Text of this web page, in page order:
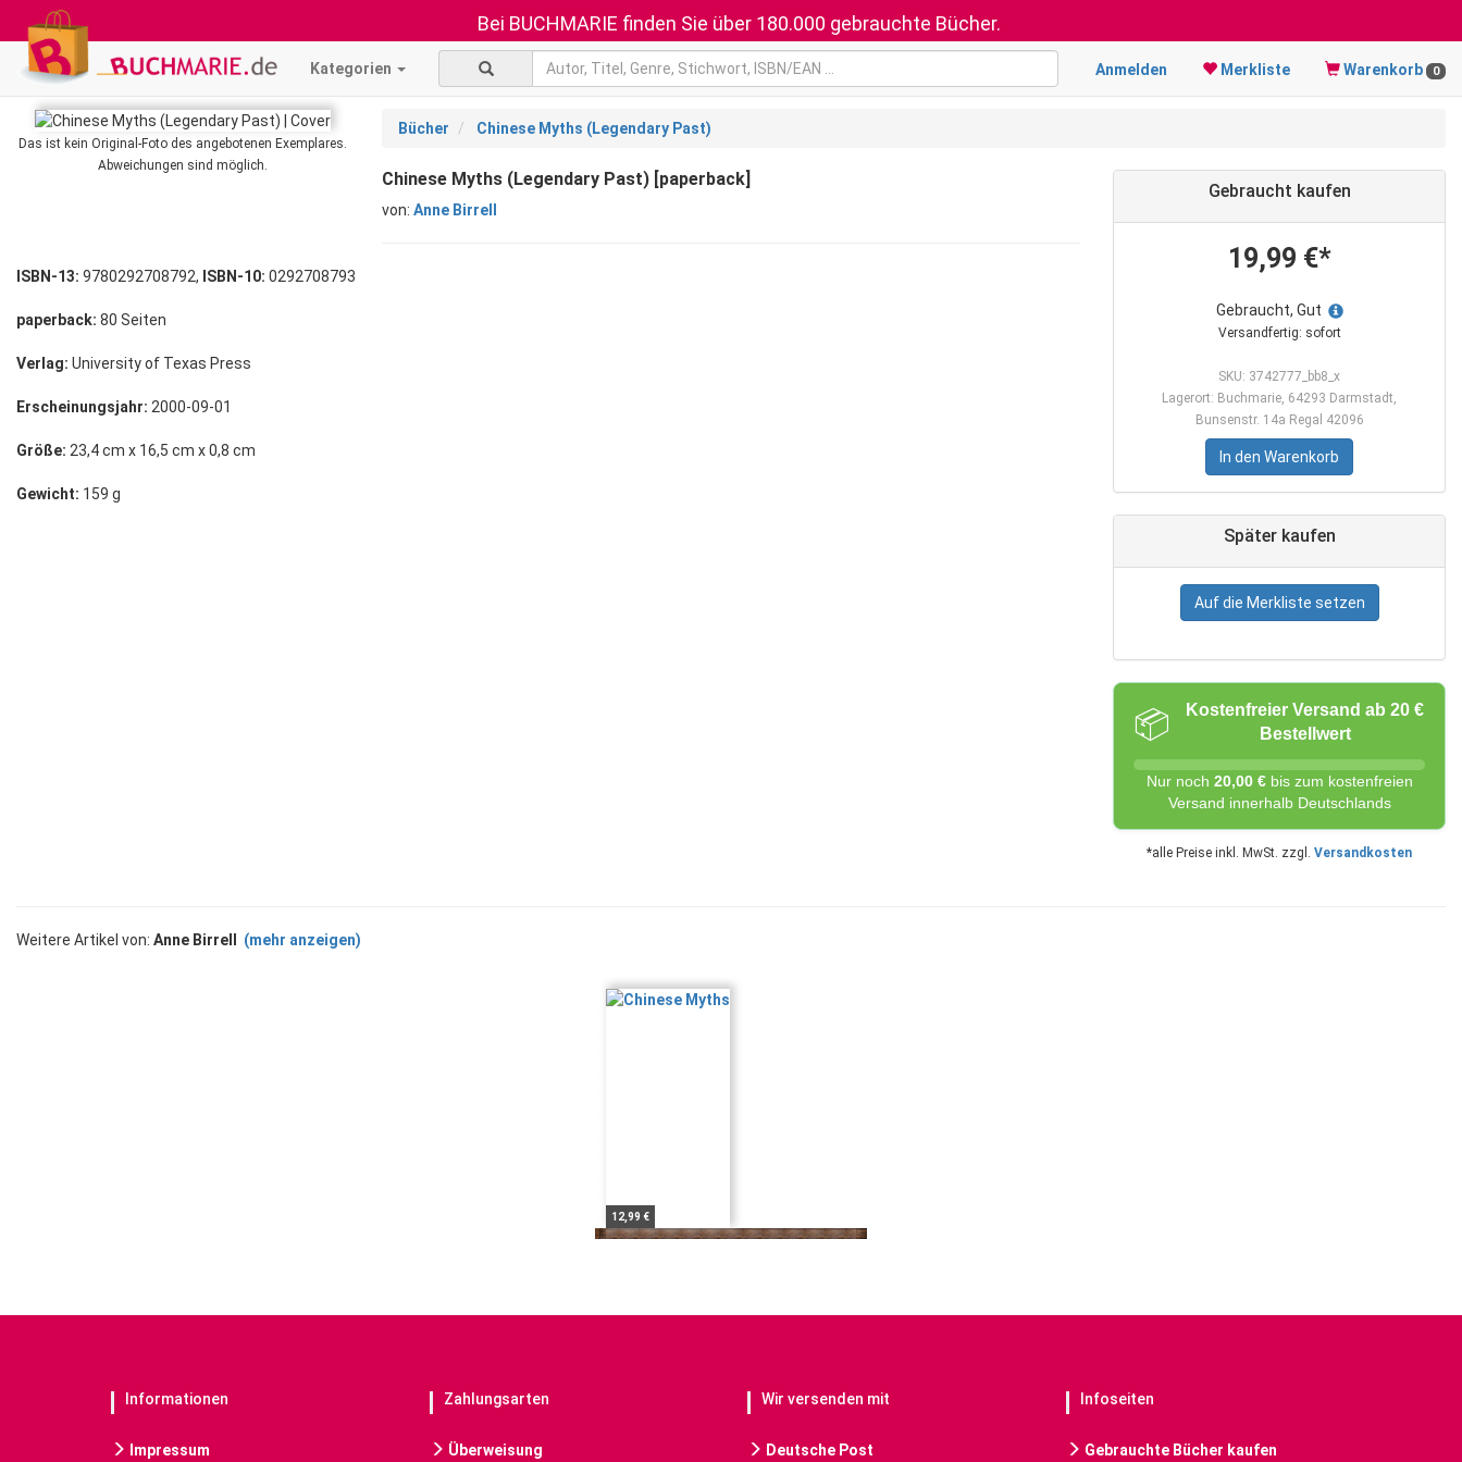
Bei BUCHMARIE finden Sie über 180.000 gebrauchte Bücher.
Kategorien Anmelden Merkliste Warenkorb 0
Das ist kein Original-Foto des angebotenen Exemplares.
Abweichungen sind möglich.
Bücher Chinese Myths (Legendary Past)
Chinese Myths (Legendary Past) [paperback]
von: Anne Birrell
Gebraucht kaufen
19,99 €*
Gebraucht, Gut
Versandfertig: sofort
SKU: 3742777_bb8_x
Lagerort: Buchmarie, 64293 Darmstadt,
Bunsenstr. 14a Regal 42096
In den Warenkorb
Später kaufen
Auf die Merkliste setzen
📦
Kostenfreier Versand ab 20 €
Bestellwert
Nur noch 20,00 €bis zum kostenfreien
Versand innerhalb Deutschlands
*alle Preise inkl. MwSt. zzgl. Versandkosten
ISBN-13: 9780292708792, ISBN-10: 0292708793
paperback: 80 Seiten
Verlag: University of Texas Press
Erscheinungsjahr: 2000-09-01
Größe: 23,4 cm x 16,5 cm x 0,8 cm
Gewicht: 159 g
Weitere Artikel von: Anne Birrell (mehr anzeigen)
12,99 €
Informationen
Impressum
Zahlungsarten
Überweisung
Wir versenden mit
Deutsche Post
Infoseiten
Gebrauchte Bücher kaufen